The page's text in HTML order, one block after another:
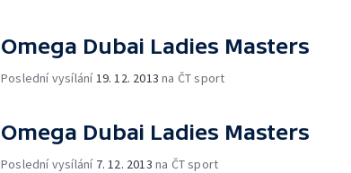
Omega Dubai Ladies Masters
Poslední vysílání 19. 12. 2013 na ČT sport
Omega Dubai Ladies Masters
Poslední vysílání 7. 12. 2013 na ČT sport